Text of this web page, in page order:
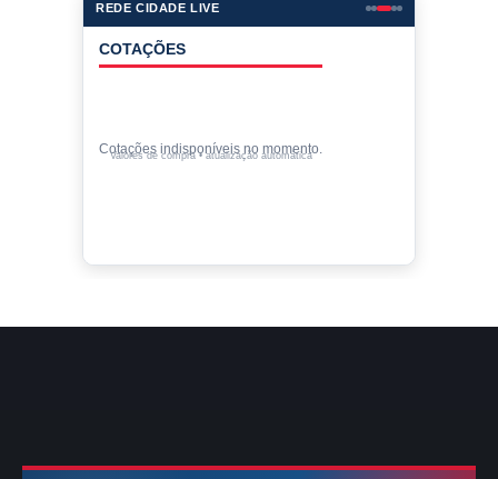
REDE CIDADE LIVE
COTAÇÕES
Cotações indisponíveis no momento.
Valores de compra • atualização automática